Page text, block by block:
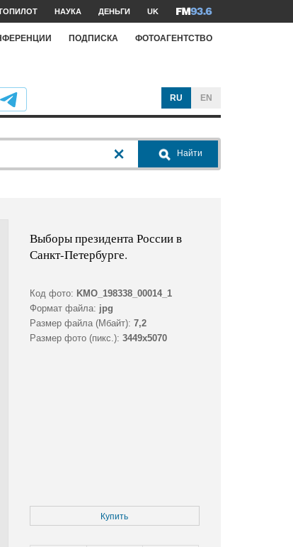
НАУКА ДЕНЬГИ UK
ПОДПИСКА ФОТОАГЕНТСТВО
RU EN
Найти
Выборы президента России в
Санкт-Петербурге.
Код фото: KMO_198338_00014_1
Формат файла: jpg
Размер файла (Мбайт): 7,2
Размер фото (пикс.): 3449x5070
Купить